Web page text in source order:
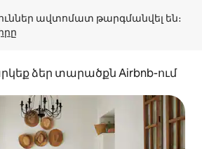
ձեր տարածքն Airbnb-ում